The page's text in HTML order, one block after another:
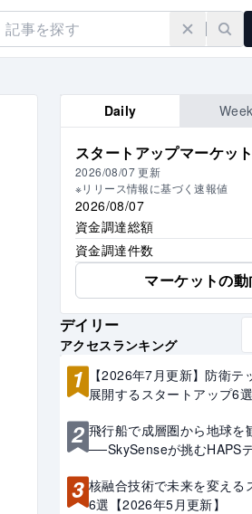
Daily
スタートアップマーケッ
2026/08/07 更新
※リリース情報に基づく速報値
2026/08/07
資金調達総額
資金調達件数
マーケットの
デイリー
アクセスランキング
1
【2026年7月更新】防衛テ
展開するスタートアップ6選
2 飛行船で成層圏から地球を
──SkySenseが挑むHAPS
3 核融合技術で未来を変える
6選【2026年5月更新】